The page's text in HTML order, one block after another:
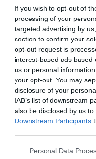
If you wish to opt-out of
processing of your
targeted advertising by
section to confirm your
opt-out request is
interest-based ads based
us or personal
your opt-out. You may
disclosure of your
IAB’s list of downstream
also be disclosed by us
Downstream Participants
Personal Data
Los homenajeados
honor de la Caseta La
evento.
AñadirEl
de Google de
Mantente informado
ACTIVAR AHORA